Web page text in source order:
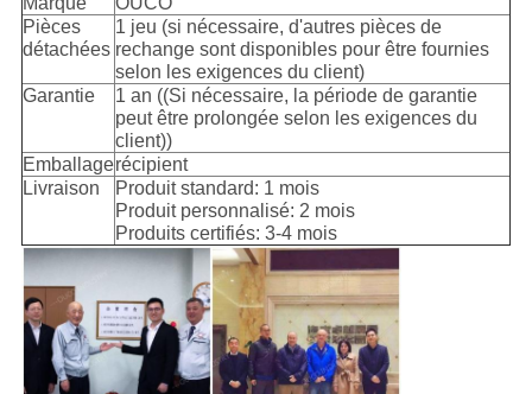
Pièces
détachées
1 jeu (si nécessaire, d'autres pièces de
rechange sont disponibles pour être fournies
selon les exigences du client)
Garantie
1 an ((Si nécessaire, la période de garantie
peut être prolongée selon les exigences du
client))
Emballagerécipient
Livraison
Produit standard: 1 mois
Produit personnalisé: 2 mois
Produits certifiés: 3-4 mois